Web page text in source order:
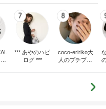
7
*** あやのハピ
ログ ***
8
coco-eririko大
人のプチプラ